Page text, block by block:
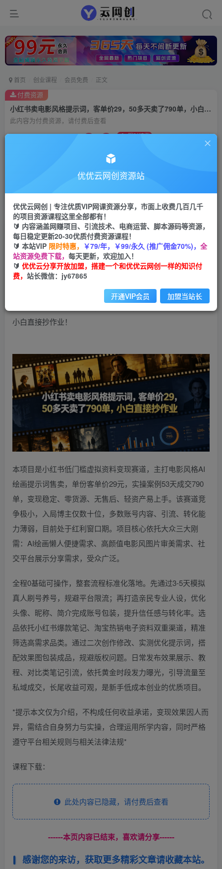
首页 创业课程 会员免费 正文
小红书卖电影风格提示词，客单价29，50多天卖了790单，小白直接抄作业！
此内容为付费资源，请付费后查看
9.9 限时特惠
立即购买
付费资源
小红书卖电影风格提示词，客单价29，50多天卖
了790单，小白直接抄作业！
优优云网创
1个月前发布
关注 私信
4 0
小红书卖电影风格提示词，客单价29，50多天卖了790单，
小白直接抄作业！
本项目是小红书低门槛虚拟资料变现赛道，主打电影风格AI
绘画提示词售卖，单份客单价29元，实操案例53天成交790
单，变现稳定、零货源、无售后、轻资产易上手。该赛道竞
争极小，入局博主仅数十位，多数账号内容、引流、转化能
力薄弱，目前处于红利窗口期。项目核心依托大众三大刚
需：AI绘画懒人便捷需求、高颜值电影风图片审美需求、社
交平台展示分享需求，受众广泛。
全程0基础可操作，整套流程标准化落地。先通过3-5天模拟
真人刷号养号，规避平台限流；再打造亲民专业人设，优化
头像、昵称、简介完成账号包装，提升信任感与转化率。选
品依托小红书爆款笔记、淘宝热销电子资料双重渠道，精准
筛选高需求品类。通过二次创作修改、实测优化提示词，搭
配效果图包装成品，规避版权问题。日常发布效果展示、教
程、对比类笔记引流，依托黄金时段发力曝光，引导流量至
私域成交，长尾收益可观，是新手低成本创业的优质项目。
*提示本文仅为介绍，不构成任何收益承诺，变现效果因人而
异，需结合自身努力与实操，合理运用所学内容，同时严格
遵守平台相关规则与相关法律法规*
课程下载：
此处内容已隐藏，请付费后查看
------本页内容已结束，喜欢请分享------
感谢您的来访，获取更多精彩文章请收藏本站。
优优云网创资源站
优优云网创 | 专注优质VIP网课资源分享，市面上收费几百几千
的项目资源课程这里全部都有！
🔰 内容涵盖网赚项目、引流技术、电商运营、脚本源码等资源，
每日稳定更新20-30优质付费资源课程！
🔰 本站VIP 限时特惠， ￥79/年，￥99/永久 (推广佣金70%)， 全
站资源免费下载， 每天更新，欢迎加入！
🔰 优优云分享开放加盟，搭建一个和优优云网创一样的知识付
费， 站长微信：jy67865
开通VIP会员 加盟当站长